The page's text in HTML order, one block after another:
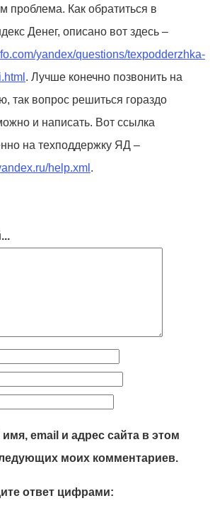
проблема. Как обратиться в
Денег, описано вот здесь –
yandex/questions/texpodderzhka-
. Лучше конечно позвонить на
так вопрос решиться гораздо
и написать. Вот ссылка
на техподдержку ЯД –
help.xml .
email и адрес сайта в этом
моих комментариев.
ответ цифрами: